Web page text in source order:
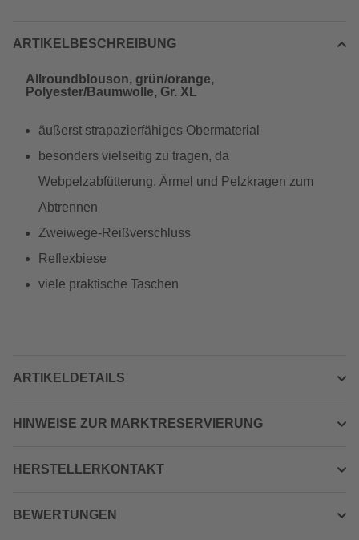
ARTIKELBESCHREIBUNG
Allroundblouson, grün/orange,
Polyester/Baumwolle, Gr. XL
äußerst strapazierfähiges Obermaterial
besonders vielseitig zu tragen, da
Webpelzabfütterung, Ärmel und Pelzkragen zum
Abtrennen
Zweiwege-Reißverschluss
Reflexbiese
viele praktische Taschen
ARTIKELDETAILS
HINWEISE ZUR MARKTRESERVIERUNG
HERSTELLERKONTAKT
BEWERTUNGEN